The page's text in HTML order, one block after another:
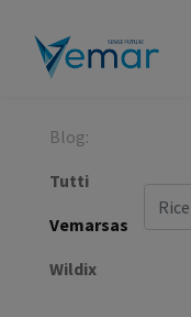
Blog:
Tutti
Vemarsas
Wildix